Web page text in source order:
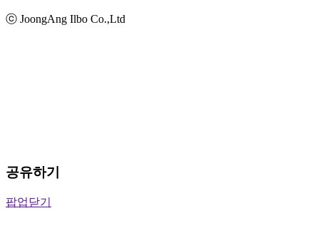
ⓒ JoongAng Ilbo Co.,Ltd
공유하기
팝업닫기